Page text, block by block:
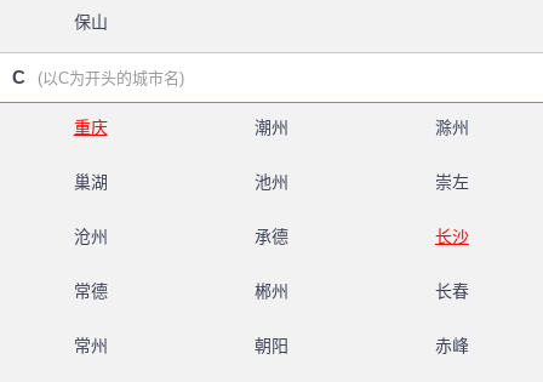
保山
C (以C为开头的城市名)
重庆 潮州 滁州
巢湖 池州 崇左
沧州 承德 长沙
常德 郴州 长春
常州 朝阳 赤峰